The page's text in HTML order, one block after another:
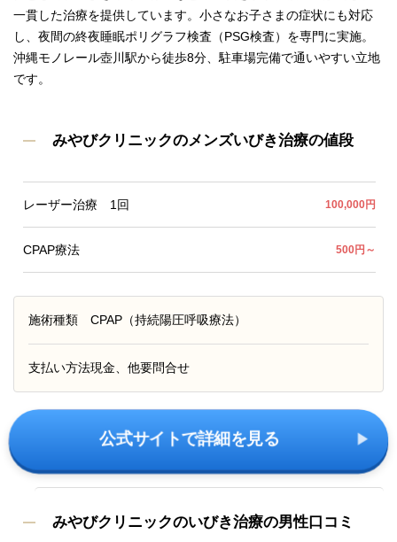
一貫した治療を提供しています。小さなお子さまの症状にも対応
し、夜間の終夜睡眠ポリグラフ検査（PSG検査）を専門に実施。
沖縄モノレール壺川駅から徒歩8分、駐車場完備で通いやすい立地
です。
みやびクリニックのメンズいびき治療の値段
レーザー治療 1回 100,000円
CPAP療法 500円～
施術種類 CPAP（持続陽圧呼吸療法）
支払い方法現金、他要問合せ
公式サイトで詳細を見る
みやびクリニックのいびき治療の男性口コミ